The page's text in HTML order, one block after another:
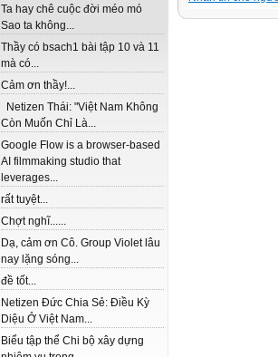
Ta hay chê cuộc đời méo mó
Sao ta không...
Thầy có bsach1 bài tập 10 và 11
mà có...
Cảm ơn thầy!...
Netizen Thái: "Việt Nam Không
Còn Muốn Chỉ Là...
Google Flow is a browser-based
AI filmmaking studio that
leverages...
rất tuyệt...
Chợt nghĩ......
Dạ, cảm ơn Cô. Group Violet lâu
nay lặng sóng...
đề tốt...
Netizen Đức Chia Sẻ: Điều Kỳ
Diệu Ở Việt Nam...
Biểu tập thể Chi bộ xây dựng